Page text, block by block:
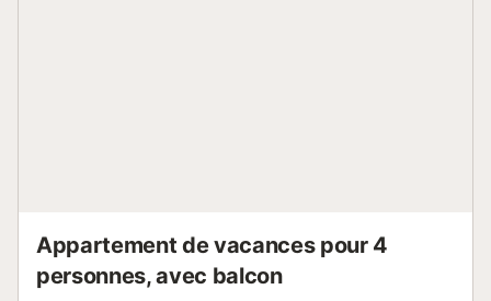
Appartement de vacances pour 4
personnes, avec balcon